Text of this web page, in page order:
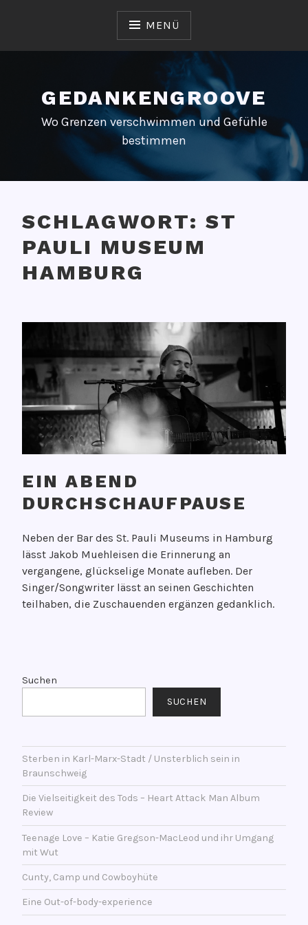
MENÜ
GEDANKENGROOVE
Wo Grenzen verschwimmen und Gefühle
bestimmen
SCHLAGWORT: ST
PAULI MUSEUM
HAMBURG
EIN ABEND
DURCHSCHAUFPAUSE
e
r
ö
f
f
l
i
a
m
2
.
J
a
n
u
a
Neben der Bar des St. Pauli Museums in Hamburg
lässt Jakob Muehleisen die Erinnerung an
vergangene, glückselige Monate aufleben. Der
Singer/Songwriter lässt an seinen Geschichten
teilhaben, die Zuschauenden ergänzen gedanklich.
r
c
l
a
g
w
o
r
e
t
m
i
Suchen
SUCHEN
Sterben in Karl-Marx-Stadt / Unsterblich sein in
Braunschweig
Die Vielseitigkeit des Tods – Heart Attack Man Album
Review
Teenage Love – Katie Gregson-MacLeod und ihr Umgang
mit Wut
Cunty, Camp und Cowboyhüte
Eine Out-of-body-experience